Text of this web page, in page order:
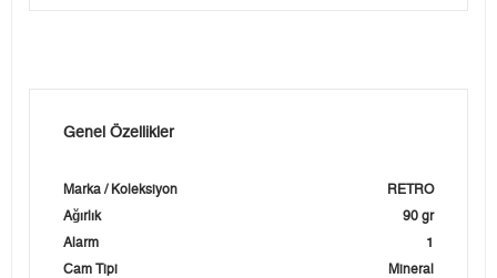
Genel Özellikler
Marka / Koleksiyon
RETRO
Ağırlık
90 gr
Alarm
1
Cam Tipi
Mineral